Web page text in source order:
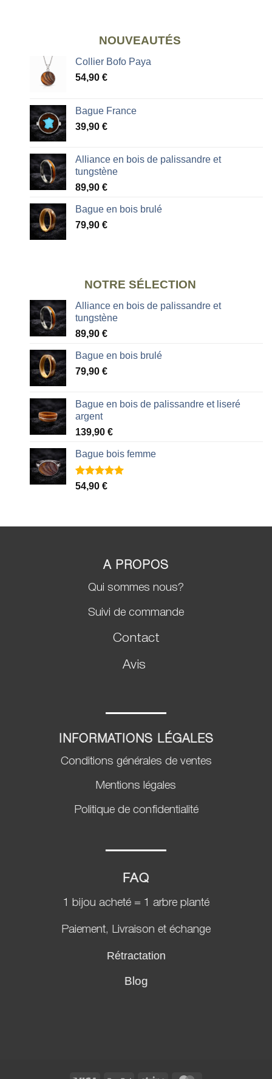
NOUVEAUTÉS
Collier Bofo Paya
54,90 €
Bague France
39,90 €
Alliance en bois de palissandre et
tungstène
89,90 €
Bague en bois brulé
79,90 €
NOTRE SÉLECTION
Alliance en bois de palissandre et
tungstène
89,90 €
Bague en bois brulé
79,90 €
Bague en bois de palissandre et liseré
argent
139,90 €
Bague bois femme
Noté5.00
2
54,90 €
A PROPOS
Qui sommes nous?
Suivi de commande
Contact
Avis
INFORMATIONS LÉGALES
Conditions générales de ventes
Mentions légales
Politique de confidentialité
FAQ
1 bijou acheté = 1 arbre planté
Paiement, Livraison et échange
Rétractation
Blog